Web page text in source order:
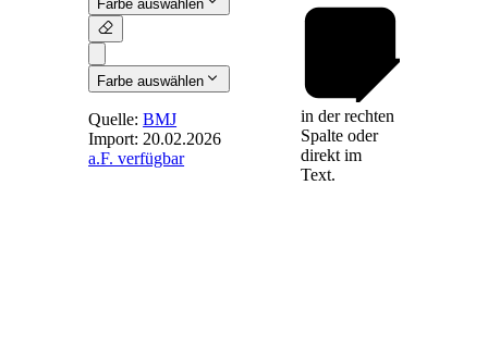
Farbe auswählen
Farbe auswählen
§ 28-
Quelle:BMJ
Import:20.02.2026
a.F. verfügbar
in der rechten
Spalte oder
direkt im
Text.